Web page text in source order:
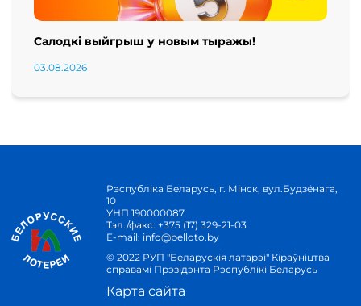
Салодкі выйгрыш у новым тыражы!
03.08.2026
Рэспубліка Беларусь, г. Мінск, вул.Будзёнага,
10
УНП 190000087
Тэл./факс: +375 (17) 329-21-03
E-mail: info@belloto.by
© 2022 РУП "Беларускія латарэі" Кіраўніцтва
справамі Прэзідэнта Рэспублікі Беларусь
Карта сайта